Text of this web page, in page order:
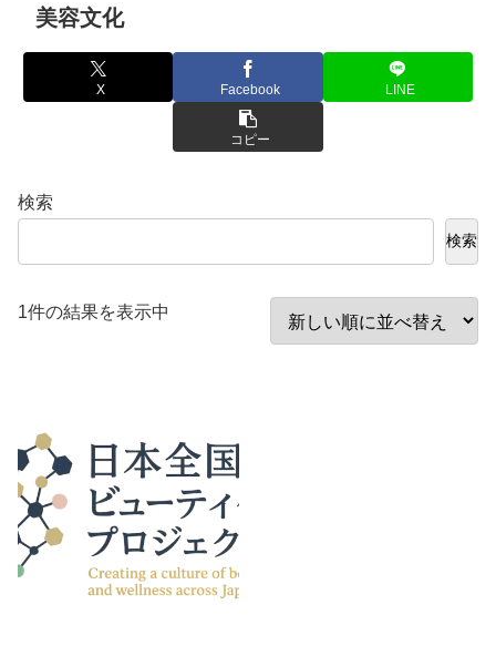
美容文化
X Facebook LINE
コピー
検索
検索
1件の結果を表示中